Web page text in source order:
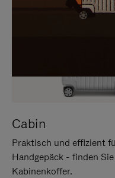
Cabin
Praktisch und effizient
Handgepäck - finden
Kabinenkoffer.